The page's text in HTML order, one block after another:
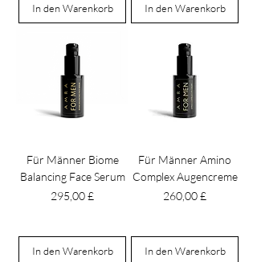
In den Warenkorb In den Warenkorb
Für Männer Biome
Balancing Face Serum
Preis
295,00 £
In den Warenkorb
Für Männer Amino
Complex Augencreme
Preis
260,00 £
In den Warenkorb